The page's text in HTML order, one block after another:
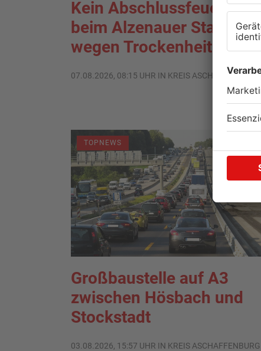
Kein Abschlussfeuerwerk
beim Alzenauer Stadtfest
wegen Trockenheit
07.08.2026, 08:15 UHR IN KREIS ASCHAFFENBURG
TOPNEWS
Großbaustelle auf A3
zwischen Hösbach und
Stockstadt
03.08.2026, 15:57 UHR IN KREIS ASCHAFFENBURG